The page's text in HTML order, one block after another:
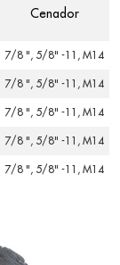
Cenador
7/8 ", 5/8" -11, M14
7/8 ", 5/8" -11, M14
7/8 ", 5/8" -11, M14
7/8 ", 5/8" -11, M14
7/8 ", 5/8" -11, M14